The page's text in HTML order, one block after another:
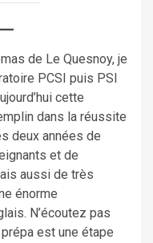
de Le Quesnoy, je
PCSI puis PSI
cette
dans la réussite
deux années de
et de
aussi de très
énorme
N’écoutez pas
est une étape